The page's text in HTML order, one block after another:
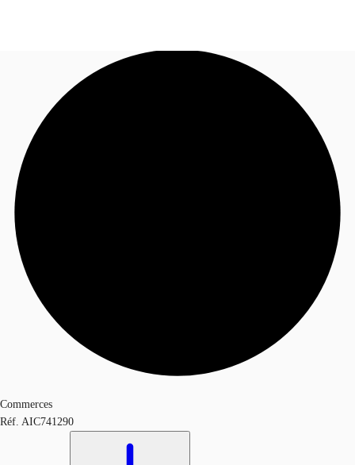
Blog
Données marchés
Appelez maintenant
Commerces
Réf. AIC741290